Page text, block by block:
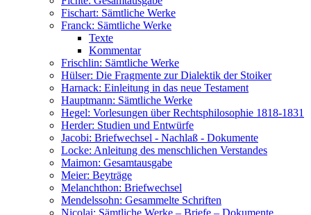
Fischart: Sämtliche Werke
Franck: Sämtliche Werke
Texte
Kommentar
Frischlin: Sämtliche Werke
Hülser: Die Fragmente zur Dialektik der Stoiker
Harnack: Einleitung in das neue Testament
Hauptmann: Sämtliche Werke
Hegel: Vorlesungen über Rechtsphilosophie 1818-1831
Herder: Studien und Entwürfe
Jacobi: Briefwechsel - Nachlaß - Dokumente
Locke: Anleitung des menschlichen Verstandes
Maimon: Gesamtausgabe
Meier: Beyträge
Melanchthon: Briefwechsel
Mendelssohn: Gesammelte Schriften
Nicolai: Sämtliche Werke – Briefe – Dokumente